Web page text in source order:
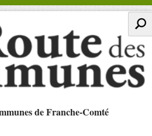
de Franche-Comté